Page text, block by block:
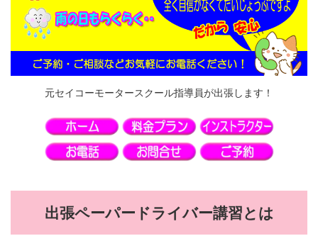
元セイコーモータースクール指導員が出張します！
出張ペーパードライバー講習とは